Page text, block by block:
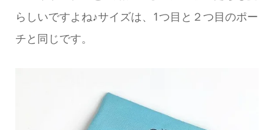
らしいですよね♪サイズは、1つ目と２つ目のポー
チと同じです。